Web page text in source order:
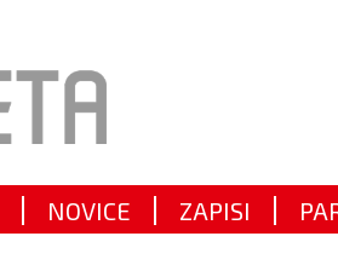
NOVICE ZAPISI